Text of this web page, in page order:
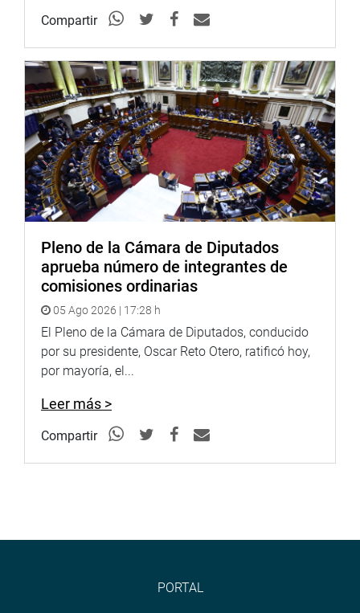
Compartir
Pleno de la Cámara de Diputados
aprueba número de integrantes de
comisiones ordinarias
05 Ago 2026 | 17:28 h
El Pleno de la Cámara de Diputados, conducido
por su presidente, Oscar Reto Otero, ratificó hoy,
por mayoría, el...
Leer más >
Compartir
PORTAL